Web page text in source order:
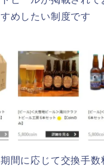
めしたい制度です
間に応じて交換手数